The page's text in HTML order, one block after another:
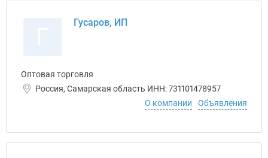
Гусаров, ИП
Оптовая торговля
Россия, Самарская область ИНН: 731101478957
О компании
Объявления